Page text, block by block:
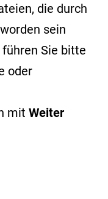
die durch
sein
Sie bitte
oder
mit Weiter